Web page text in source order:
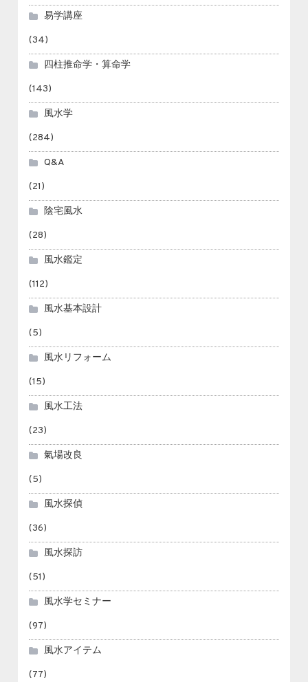
易学講座
(34)
四柱推命学・算命学
(143)
風水学
(284)
Q&A
(21)
陰宅風水
(28)
風水鑑定
(112)
風水基本設計
(5)
風水リフォーム
(15)
風水工法
(23)
氣場改良
(5)
風水探偵
(36)
風水探訪
(51)
風水学セミナー
(97)
風水アイテム
(77)